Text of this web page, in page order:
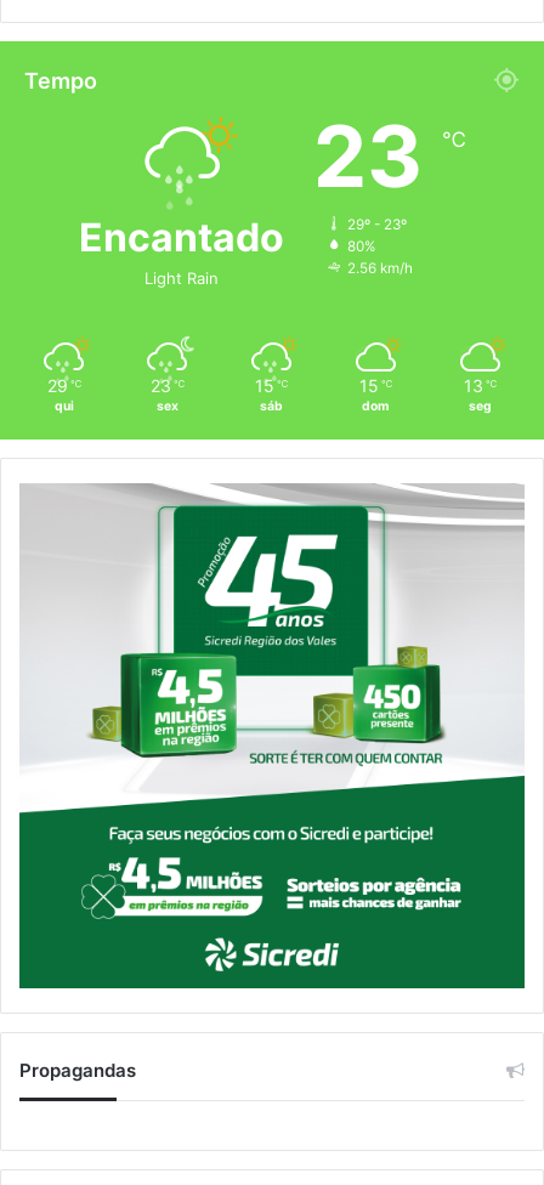
Tempo
Encantado
Light Rain
23 ℃
29º - 23º
80%
2.56 km/h
29 ℃
qui
23 ℃
sex
15 ℃
sáb
15 ℃
dom
13 ℃
seg
Propagandas